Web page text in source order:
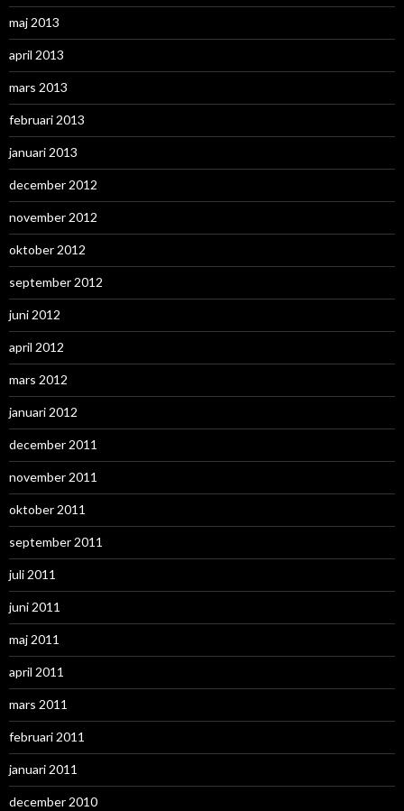
maj 2013
april 2013
mars 2013
februari 2013
januari 2013
december 2012
november 2012
oktober 2012
september 2012
juni 2012
april 2012
mars 2012
januari 2012
december 2011
november 2011
oktober 2011
september 2011
juli 2011
juni 2011
maj 2011
april 2011
mars 2011
februari 2011
januari 2011
december 2010